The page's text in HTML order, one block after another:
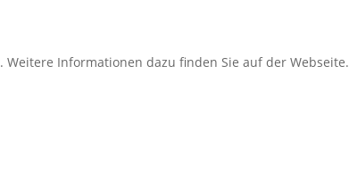
Weitere Informationen dazu finden Sie auf der Webseite.